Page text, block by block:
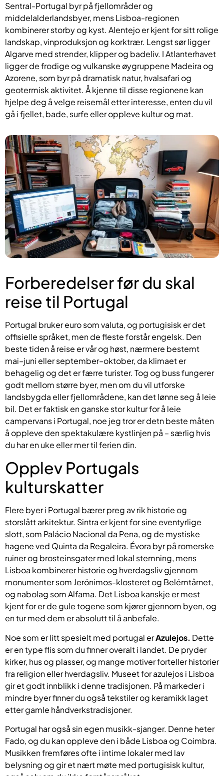
Sentral-Portugal byr på fjellområder og
middelalderlandsbyer, mens Lisboa-regionen
kombinerer storby og kyst. Alentejo er kjent for sitt rolige
landskap, vinproduksjon og korktrær. Lengst sør ligger
Algarve med strender, klipper og badeliv. I Atlanterhavet
ligger de frodige og vulkanske øygruppene Madeira og
Azorene, som byr på dramatisk natur, hvalsafari og
geotermisk aktivitet. Å kjenne til disse regionene kan
hjelpe deg å velge reisemål etter interesse, enten du vil
gå i fjellet, bade, surfe eller oppleve kultur og mat.
Forberedelser før du skal
reise til Portugal
Portugal bruker euro som valuta, og portugisisk er det
offisielle språket, men de fleste forstår engelsk. Den
beste tiden å reise er vår og høst, nærmere bestemt
mai–juni eller september–oktober, da klimaet er
behagelig og det er færre turister. Tog og buss fungerer
godt mellom større byer, men om du vil utforske
landsbygda eller fjellområdene, kan det lønne seg å leie
bil. Det er faktisk en ganske stor kultur for å leie
campervans i Portugal, noe jeg tror er detn beste måten
å oppleve den spektakulære kystlinjen på – særlig hvis
du har en uke eller mer til ferien din.
Opplev Portugals
kulturskatter
Flere byer i Portugal bærer preg av rik historie og
storslått arkitektur. Sintra er kjent for sine eventyrlige
slott, som Palácio Nacional da Pena, og de mystiske
hagene ved Quinta da Regaleira. Évora byr på romerske
ruiner og brosteinsgater med lokal stemning, mens
Lisboa kombinerer historie og hverdagsliv gjennom
monumenter som Jerónimos-klosteret og Belémtårnet,
og nabolag som Alfama. Det Lisboa kanskje er mest
kjent for er de gule togene som kjører gjennom byen, og
en tur med dem er absolutt til å anbefale.
Noe som er litt spesielt med portugal erAzulejos. Dette
er en type flis som du finner overalt i landet. De pryder
kirker, hus og plasser, og mange motiver forteller historier
fra religion eller hverdagsliv. Museet for azulejos i Lisboa
gir et godt innblikk i denne tradisjonen. På markeder i
mindre byer finner du også tekstiler og keramikk laget
etter gamle håndverkstradisjoner.
Portugal har også sin egen musikk-sjanger. Denne heter
Fado, og du kan oppleve den i både Lisboa og Coimbra.
Musikken fremføres ofte i intime lokaler med lav
belysning og gir et nært møte med portugisisk kultur,